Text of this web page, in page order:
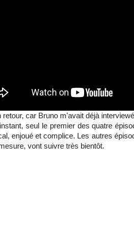
retour, car Bruno m'avait déjà
seul le premier des quatre
enjoué et complice. Les autres
vont suivre très bientôt.